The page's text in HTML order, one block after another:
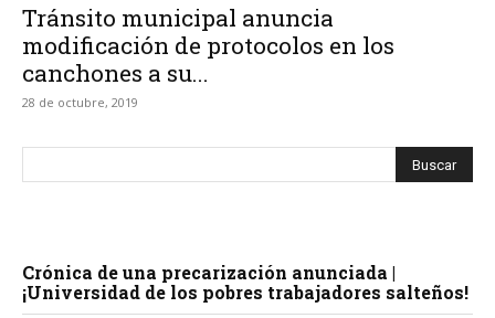
Tránsito municipal anuncia
modificación de protocolos en los
canchones a su...
28 de octubre, 2019
Crónica de una precarización anunciada |
¡Universidad de los pobres trabajadores salteños!